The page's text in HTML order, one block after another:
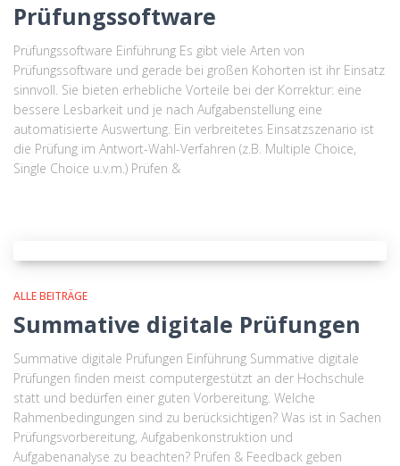
Prüfungssoftware
Prüfungssoftware Einführung Es gibt viele Arten von
Prüfungssoftware und gerade bei großen Kohorten ist ihr Einsatz
sinnvoll. Sie bieten erhebliche Vorteile bei der Korrektur: eine
bessere Lesbarkeit und je nach Aufgabenstellung eine
automatisierte Auswertung. Ein verbreitetes Einsatzszenario ist
die Prüfung im Antwort-Wahl-Verfahren (z.B. Multiple Choice,
Single Choice u.v.m.) Prüfen &
ALLE BEITRÄGE
Summative digitale Prüfungen
Summative digitale Prüfungen Einführung Summative digitale
Prüfungen finden meist computergestützt an der Hochschule
statt und bedürfen einer guten Vorbereitung. Welche
Rahmenbedingungen sind zu berücksichtigen? Was ist in Sachen
Prüfungsvorbereitung, Aufgabenkonstruktion und
Aufgabenanalyse zu beachten? Prüfen & Feedback geben